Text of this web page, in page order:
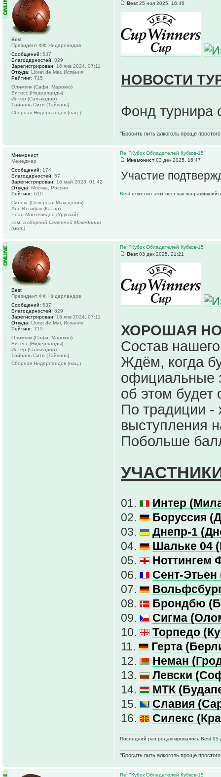
Best25 ноя 2025, 16:46
НОВОСТИ
Фонд турнира
"Бросить пить алкоголь проще
Best
Президент ФФ Нидерландов
Сообщений: 537
Благодарностей: 829
Зарегистрирован: 16 янв 2024, 07:11
Откуда: Lloret de Mar, Испания
Рейтинг: 715
Олимпик (Сафи, Марокко)
Витесс (Нидерланды)
Интер (Сальвадор)
Тайнань Сити (Тайвань)
Сборная Нидерландов (нац.)
Re: "Кубок Обладателей Кубков-15"
Мнемонист 03 дек 2025, 16:47
Участие
Best отметил этот пост как
Мнемонист
Менеджер
Сообщений: 174
Благодарностей: 57
Зарегистрирован: 16 май 2023, 01:42
Откуда: Москва, Россия
Рейтинг: 610
Силекс (Северная Македония)
Аль-Иттифак (Катар)
Реал Монтевидео (Уругвай)
зам. в сборной Северной Македонии
(мол.)
Re: "Кубок Обладателей Кубков-15"
Best03 дек 2025, 21:21
ХОРОШАЯ
Состав
Ждём, когда
официальные
об этом будет
По традиции -
выступления
Побольше
01.
Интер
02.
Боруссия
03.
Днепр-1
04.
Шальке 04
05.
Ноттингем
06.
Сент-
07.
08.
Брондбю
09.
Сигма
10.
Торпедо
11.
Герта
12.
Неман
13.
Левски
14.
МТК
15.
Славия
16.
Силекс
Последний раз редактировалось Best 05
"Бросить пить алкоголь проще
Best
Президент ФФ Нидерландов
Сообщений: 537
Благодарностей: 829
Зарегистрирован: 16 янв 2024, 07:11
Откуда: Lloret de Mar, Испания
Рейтинг: 715
Олимпик (Сафи, Марокко)
Витесс (Нидерланды)
Интер (Сальвадор)
Тайнань Сити (Тайвань)
Сборная Нидерландов (нац.)
Re: "Кубок Обладателей Кубков-15"